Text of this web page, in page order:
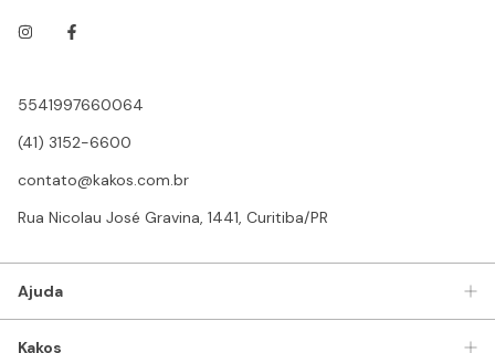
5541997660064
(41) 3152-6600
contato@kakos.com.br
Rua Nicolau José Gravina, 1441, Curitiba/PR
Ajuda
Kakos